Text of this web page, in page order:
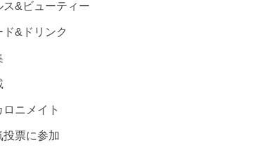
ス&ビューティー
ド&ドリンク
ロニメイト
投票に参加